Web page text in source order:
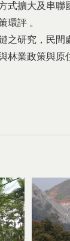
擴大及串聯
評 。
研究，民間
業政策與原